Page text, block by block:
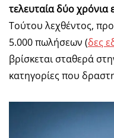
τελευταία δύο χρόνια
Τούτου λεχθέντος,
5.000 πωλήσεων (δες
βρίσκεται σταθερά
κατηγορίες που